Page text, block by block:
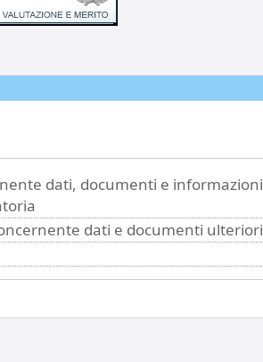
dati, documenti e informazioni
dati e documenti ulteriori